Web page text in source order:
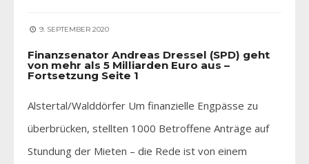
9. SEPTEMBER 2020
Finanzsenator Andreas Dressel (SPD) geht
von mehr als 5 Milliarden Euro aus –
Fortsetzung Seite 1
Alstertal/Walddörfer Um finanzielle Engpässe zu
überbrücken, stellten 1000 Betroffene Anträge auf
Stundung der Mieten – die Rede ist von einem